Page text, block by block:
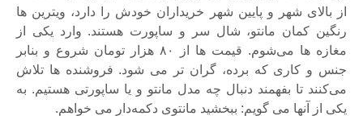
از بالای شهر و پایین شهر خریداران خودش را دارد، ویترین ها
رنگین کمان مانتو، شال سر و ساپورت هستند. وارد یکی از
مغازه ها می‌شوم. قیمت ها از ۸۰ هزار تومان شروع و بنابر
جنس و کاری که برده، گران تر می شود. فروشنده ها تلاش
می‌کنند تا بفهمند دنبال چه مدل مانتو و یا ساپورتی هستیم. به
یکی از آنها می گویم: ببخشید مانتوی دکمه‌دار می خواهم.